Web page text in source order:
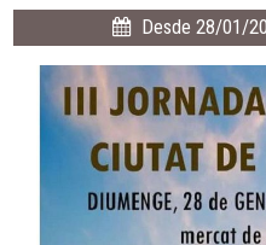
Desde 28/01/